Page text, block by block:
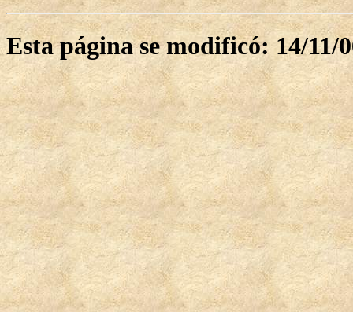
Esta página se modificó: 14/11/